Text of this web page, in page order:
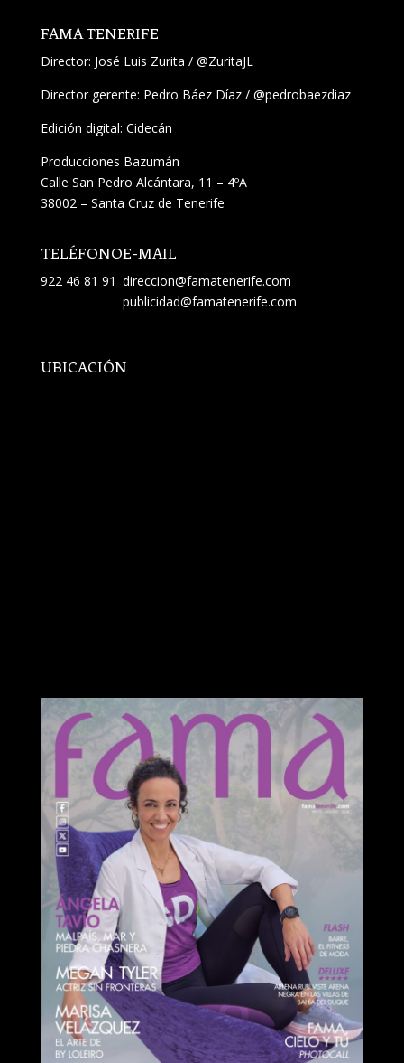
FAMA TENERIFE
Director: José Luis Zurita / @ZuritaJL
Director gerente: Pedro Báez Díaz / @pedrobaezdiaz
Edición digital: Cidecán
Producciones Bazumán
Calle San Pedro Alcántara, 11 – 4ºA
38002 – Santa Cruz de Tenerife
TELÉFONO
922 46 81 91
E-MAIL
direccion@famatenerife.com
publicidad@famatenerife.com
UBICACIÓN